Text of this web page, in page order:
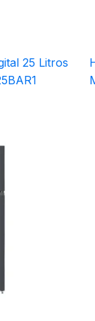
25 Litros